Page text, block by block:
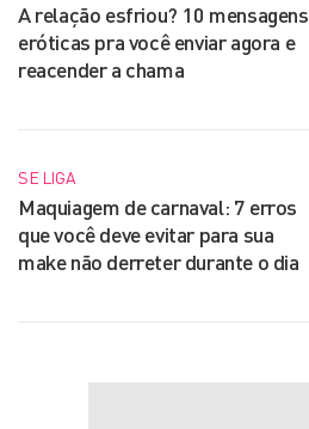
A relação esfriou? 10 mensagens
eróticas pra você enviar agora e
reacender a chama
SE LIGA
Maquiagem de carnaval: 7 erros
que você deve evitar para sua
make não derreter durante o dia